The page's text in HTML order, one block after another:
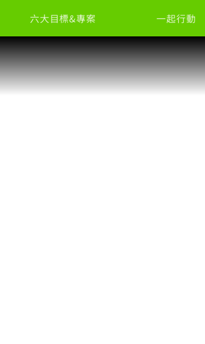
六大目標&專案 一起行動